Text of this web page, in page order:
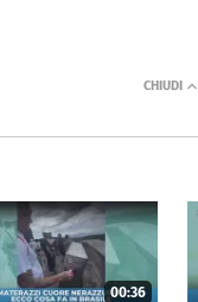
00:36